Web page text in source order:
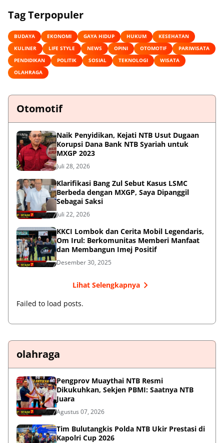
Tag Terpopuler
BUDAYA EKONOMI GAYA HIDUP HUKUM
KESEHATAN
KULINER
LIFE STYLE NEWS OPINI OTOMOTIF
PARIWISATA
PENDIDIKAN
POLITIK SOSIAL TEKNOLOGI
WISATA
OLAHRAGA
Otomotif
Naik Penyidikan, Kejati NTB Usut Dugaan
Korupsi Dana Bank NTB Syariah untuk
MXGP 2023
Juli 28, 2026
Klarifikasi Bang Zul Sebut Kasus LSMC
Berbeda dengan MXGP, Saya Dipanggil
Sebagai Saksi
Juli 22, 2026
KKCI Lombok dan Cerita Mobil Legendaris,
Om Irul: Berkomunitas Memberi Manfaat
dan Membangun Imej Positif
Desember 30, 2025
Lihat Selengkapnya
Failed to load posts.
olahraga
Pengprov Muaythai NTB Resmi
Dikukuhkan, Sekjen PBMI: Saatnya NTB
Juara
Agustus 07, 2026
Tim Bulutangkis Polda NTB Ukir Prestasi di
Kapolri Cup 2026